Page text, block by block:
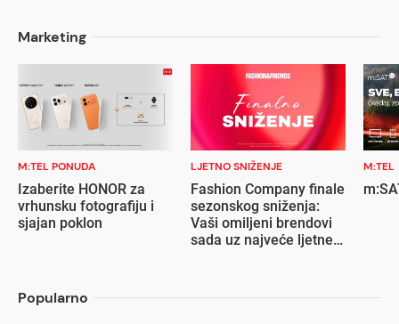
Marketing
M:TEL PONUDA
Izaberite HONOR za
vrhunsku fotografiju i
sjajan poklon
LJETNO SNIŽENJE
Fashion Company finale
sezonskog sniženja:
Vaši omiljeni brendovi
sada uz najveće ljetne
M:TEL
Popularno